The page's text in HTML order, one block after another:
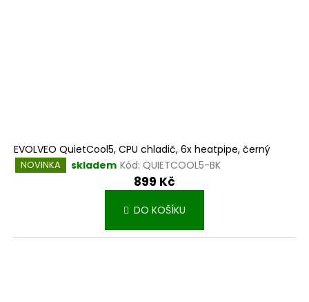
EVOLVEO QuietCool5, CPU chladič, 6x heatpipe, černý
NOVINKA skladem Kód: QUIETCOOL5-BK
899 Kč
DO KOŠÍKU